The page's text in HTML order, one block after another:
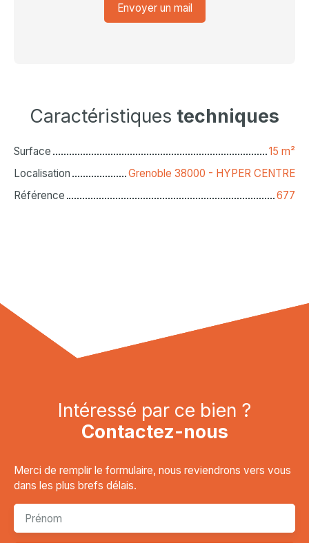
Envoyer un mail
Caractéristiques techniques
Surface 15 m²
Localisation
Grenoble 38000 - HYPER CENTRE
Référence
677
Intéressé par ce bien ?
Contactez-nous
Merci de remplir le formulaire, nous reviendrons vers vous
dans les plus brefs délais.
Prénom